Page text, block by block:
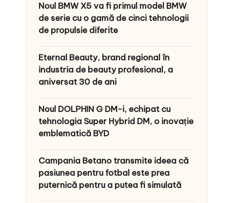
Noul BMW X5 va fi primul model BMW
de serie cu o gamă de cinci tehnologii
de propulsie diferite
Eternal Beauty, brand regional în
industria de beauty profesional, a
aniversat 30 de ani
Noul DOLPHIN G DM-i, echipat cu
tehnologia Super Hybrid DM, o inovație
emblematică BYD
Campania Betano transmite ideea că
pasiunea pentru fotbal este prea
puternică pentru a putea fi simulată